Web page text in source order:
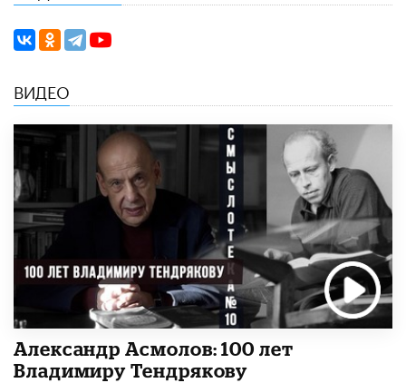
ВИДЕО
Александр Асмолов: 100 лет
Владимиру Тендрякову